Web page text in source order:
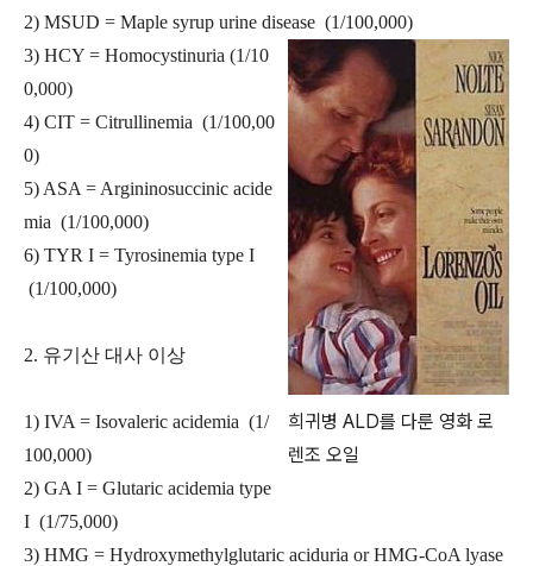
2) MSUD = Maple syrup urine disease (1/100,000)
희귀병 ALD를 다룬 영화 로
렌조 오일
3) HCY = Homocystinuria (1/10
0,000)
4) CIT = Citrullinemia (1/100,00
0)
5) ASA = Argininosuccinic acide
mia (1/100,000)
6) TYR I = Tyrosinemia type I
(1/100,000)
2. 유기산 대사 이상
1) IVA = Isovaleric acidemia (1/
100,000)
2) GA I = Glutaric acidemia type
I (1/75,000)
3) HMG = Hydroxymethylglutaric aciduria or HMG-CoA lyase